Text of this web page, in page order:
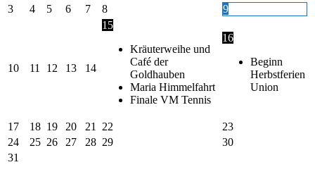
3
4 5 6 7 8 9
10 11 12 13 14
15
Kräuterweihe und
Café der
Goldhauben
Maria Himmelfahrt
Finale VM Tennis
16
Beginn
Herbstferien
Union
17 18 19 20 21 22
23
24
25 26 27 28 29
30
31